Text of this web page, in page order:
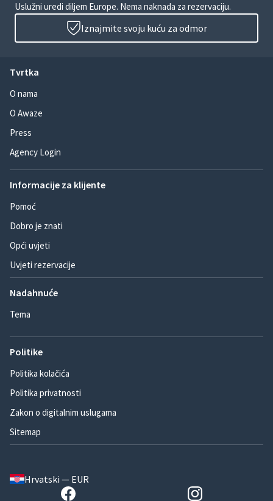
Uslužni uredi diljem Europe. Nema naknada za rezervaciju.
Iznajmite svoju kuću za odmor
Tvrtka
O nama
O Awaze
Press
Agency Login
Informacije za klijente
Pomoć
Dobro je znati
Opći uvjeti
Uvjeti rezervacije
Nadahnuće
Tema
Politike
Politika kolačića
Politika privatnosti
Zakon o digitalnim uslugama
Sitemap
Hrvatski — EUR